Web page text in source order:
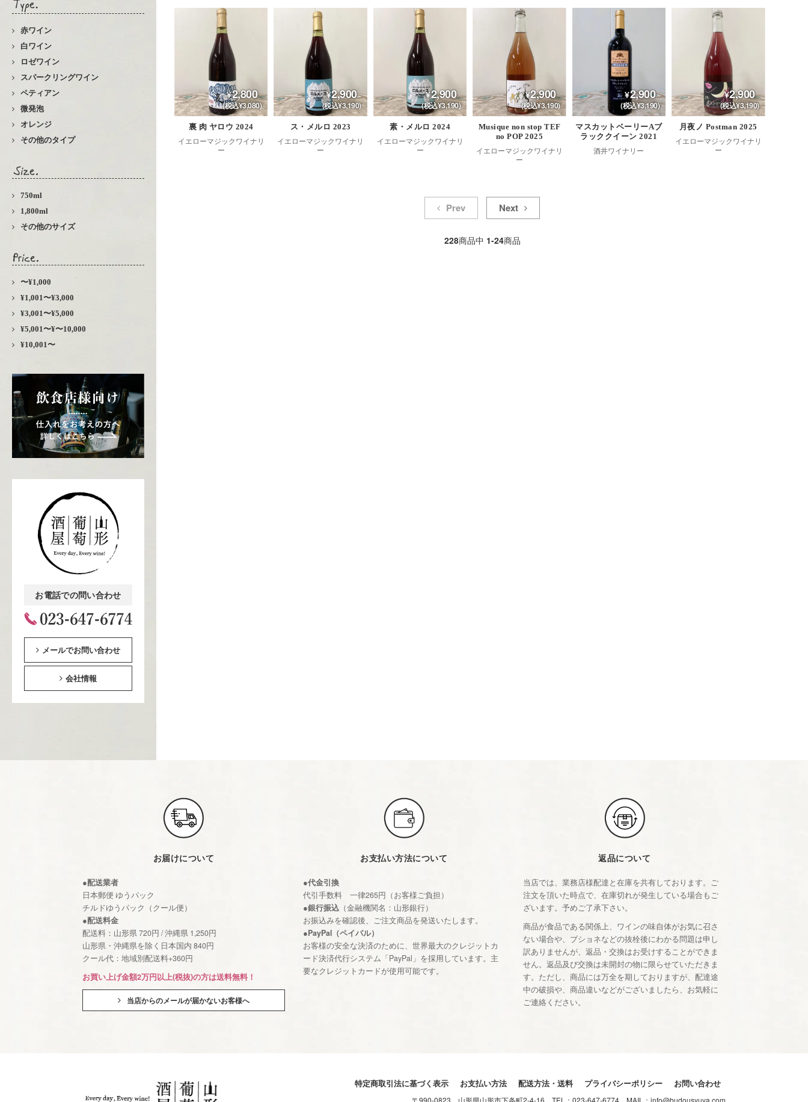
赤ワイン
白ワイン
ロゼワイン
スパークリングワイン
ペティアン
微発泡
オレンジ
その他のタイプ
750ml
1,800ml
その他のサイズ
〜¥1,000
¥1,001〜¥3,000
¥3,001〜¥5,000
¥5,001〜¥〜10,000
¥10,001〜
お電話での問い合わせ
メールでお問い合わせ
会社情報
2,800
(税込¥3,080)
裏 肉 ヤロウ 2024
イエローマジックワイナリ
ー
2,900
(税込¥3,190)
ス・メルロ 2023
イエローマジックワイナリ
ー
2,900
(税込¥3,190)
素・メルロ 2024
イエローマジックワイナリ
ー
2,900
(税込¥3,190)
Musique non stop TEF
no POP 2025
イエローマジックワイナリ
ー
2,900
(税込¥3,190)
マスカットベーリーAブ
ラッククイーン 2021
酒井ワイナリー
2,900
(税込¥3,190)
月夜ノ Postman 2025
イエローマジックワイナリ
ー
Prev Next
228商品中 1-24商品
お届けについて
●配送業者
日本郵便 ゆうパック
チルドゆうパック（クール便）
●配送料金
配送料：山形県 720円 / 沖縄県 1,250円
山形県・沖縄県を除く日本国内 840円
クール代：地域別配送料+360円
お買い上げ金額2万円以上(税抜)の方は送料無料！
当店からのメールが届かないお客様へ
お支払い方法について
●代金引換
代引手数料 一律265円（お客様ご負担）
●銀行振込（金融機関名：山形銀行）
お振込みを確認後、ご注文商品を発送いたします。
●PayPal（ペイパル）
お客様の安全な決済のために、世界最大のクレジットカ
ード決済代行システム「PayPal」を採用しています。主
要なクレジットカードが使用可能です。
返品について
当店では、業務店様配達と在庫を共有しております。ご
注文を頂いた時点で、在庫切れが発生している場合もご
ざいます。予めご了承下さい。
商品が食品である関係上、ワインの味自体がお気に召さ
ない場合や、ブショネなどの抜栓後にわかる問題は申し
訳ありませんが、返品・交換はお受けすることができま
せん。返品及び交換は未開封の物に限らせていただきま
す。ただし、商品には万全を期しておりますが、配達途
中の破損や、商品違いなどがございましたら、お気軽に
ご連絡ください。
特定商取引法に基づく表示 お支払い方法 配送方法・送料 プライバシーポリシー お問い合わせ
〒990-0823 山形県山形市下条町2-4-16 TEL： 023-647-6774 MAIL： info@budousyuya.com